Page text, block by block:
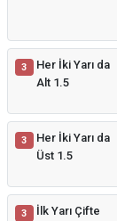
3
Her İki Yarı da
Alt 1.5
3
Her İki Yarı da
Üst 1.5
3
İlk Yarı Çifte